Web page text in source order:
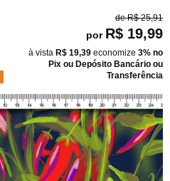
de R$ 25,91
por R$ 19,99
à vista R$ 19,39 economize 3% no
Pix ou Depósito Bancário ou
Transferência